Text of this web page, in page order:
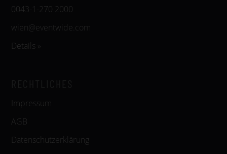
0043-1-270 2000
wien@eventwide.com
Details »
Impressum
AGB
Datenschutzerklärung